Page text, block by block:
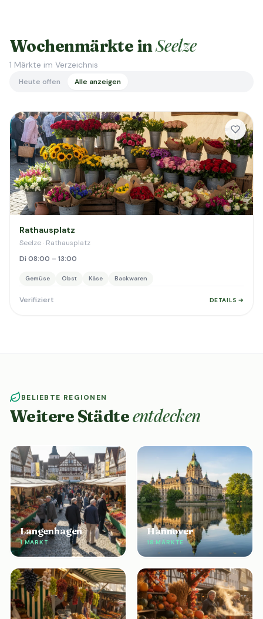
Wochenmärkte inSeelze
1 Märkte im Verzeichnis
Heute offen Alle anzeigen
Rathausplatz
Seelze · Rathausplatz
Di 08:00 – 13:00
Gemüse Obst Käse Backwaren
Verifiziert DETAILS ➔
BELIEBTE REGIONEN
Weitere Städteentdecken
Langenhagen
1 MARKT
Hannover
18 MÄRKTE